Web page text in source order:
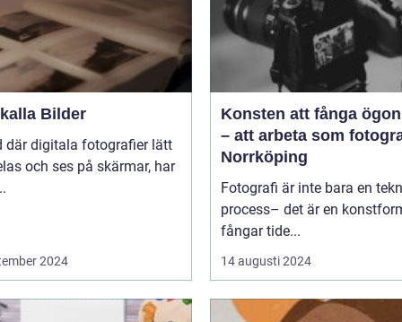
Bilder
där digitala fotografier lätt
och ses på skärmar, har
2024
Konsten att fånga
– att arbeta som
Norrköping
Fotografi är inte bara en
process– det är en
fångar tide...
14 augusti 2024